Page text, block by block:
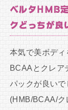
ベルタHMB
クどっちが良
本気で美ボデ
BCAAとクレア
パックが良い
(HMB/BCAA/ク